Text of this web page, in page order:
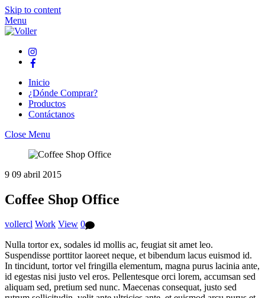
Skip to content
Menu
Inicio
¿Dónde Comprar?
Productos
Contáctanos
Close Menu
9 09 abril 2015
Coffee Shop Office
vollercl Work View 0
Nulla tortor ex, sodales id mollis ac, feugiat sit amet leo.
Suspendisse porttitor laoreet neque, et bibendum lacus euismod id.
In tincidunt, tortor vel fringilla elementum, magna purus lacinia ante,
id egestas nisi justo vel eros. Pellentesque orci lorem, accumsan sed
aliquam sed, pretium sed nunc. Maecenas consequat, justo sed